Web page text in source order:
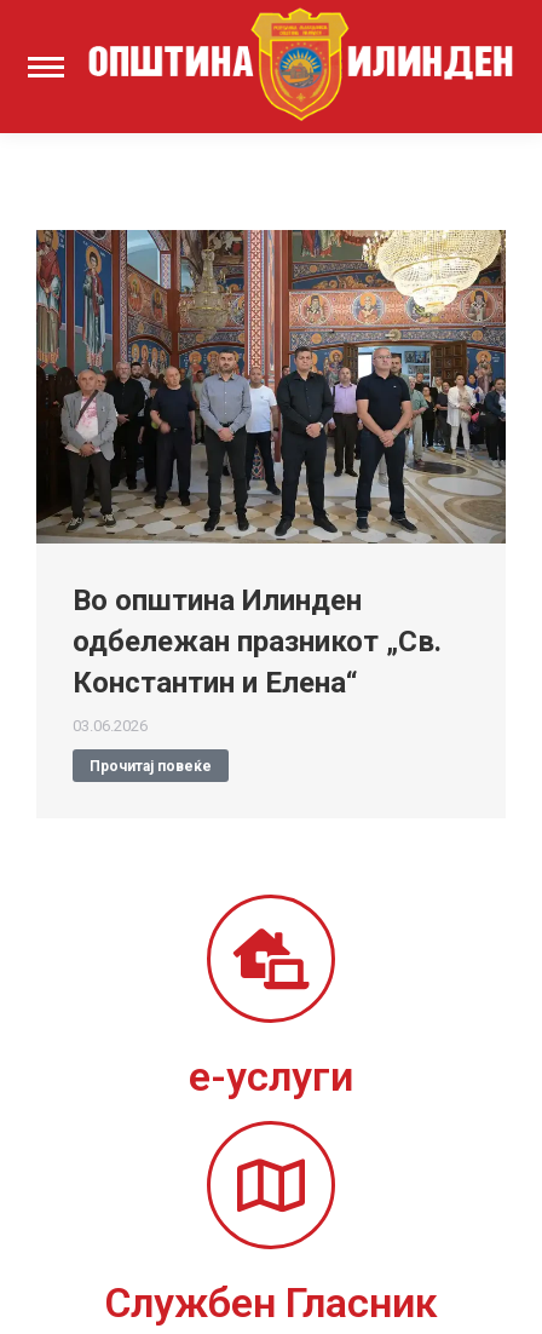
Во општина Илинден
одбележан празникот „Св.
Константин и Елена“
03.06.2026
Прочитај повеќе
е-услуги
Службен Гласник